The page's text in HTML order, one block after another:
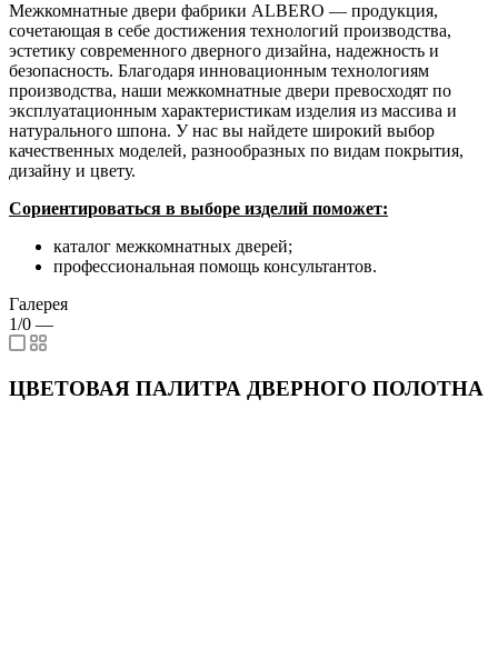
Межкомнатные двери фабрики ALBERO — продукция,
сочетающая в себе достижения технологий производства,
эстетику современного дверного дизайна, надежность и
безопасность. Благодаря инновационным технологиям
производства, наши межкомнатные двери превосходят по
эксплуатационным характеристикам изделия из массива и
натурального шпона. У нас вы найдете широкий выбор
качественных моделей, разнообразных по видам покрытия,
дизайну и цвету.
Сориентироваться в выборе изделий поможет:
каталог межкомнатных дверей;
профессиональная помощь консультантов.
Галерея
1/0 —
ЦВЕТОВАЯ ПАЛИТРА ДВЕРНОГО ПОЛОТНА